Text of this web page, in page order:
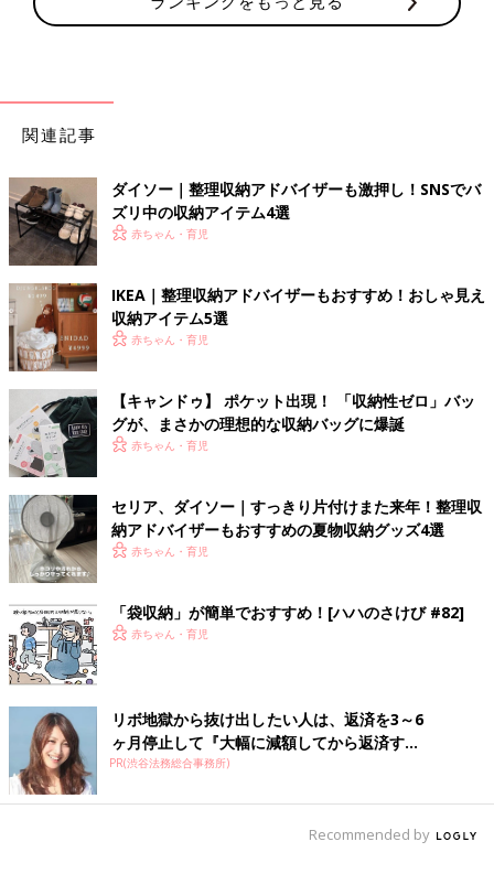
関連記事
ダイソー｜整理収納アドバイザーも激押し！SNSでバ
ズリ中の収納アイテム4選
赤ちゃん・育児
IKEA｜整理収納アドバイザーもおすすめ！おしゃ見え
収納アイテム5選
赤ちゃん・育児
【キャンドゥ】 ポケット出現！ 「収納性ゼロ」バッ
グが、まさかの理想的な収納バッグに爆誕
赤ちゃん・育児
セリア、ダイソー｜すっきり片付けまた来年！整理収
納アドバイザーもおすすめの夏物収納グッズ4選
赤ちゃん・育児
「袋収納」が簡単でおすすめ！[ハハのさけび #82]
赤ちゃん・育児
リボ地獄から抜け出したい人は、返済を3～6
ヶ月停止して『大幅に減額してから返済す...
PR(渋谷法務総合事務所)
Recommended by